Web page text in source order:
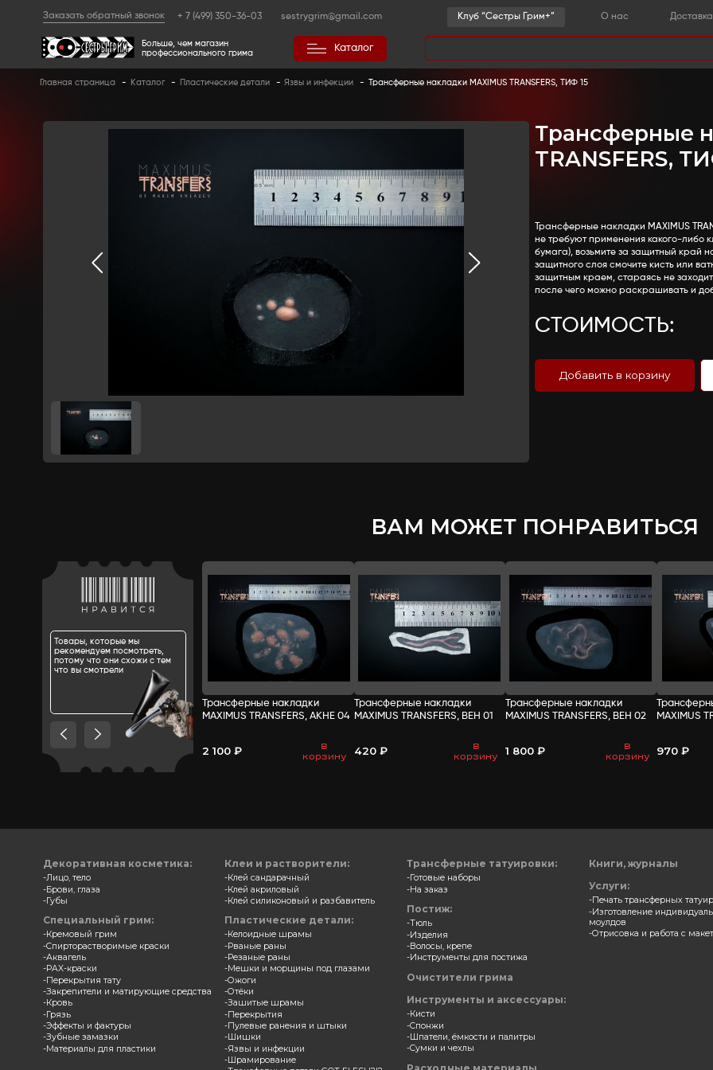
Заказать обратный звонок + 7 (499) 350-36-03 sestrygrim@gmail.com
Больше, чем магазин
профессионального грима
Каталог
Главная страница - Каталог - Пластические детали - Язвы и инфекции - Трансферные накладки
Товары, которые мы
рекомендуем посмотреть,
потому что они схожи с тем
Трансферные накладки